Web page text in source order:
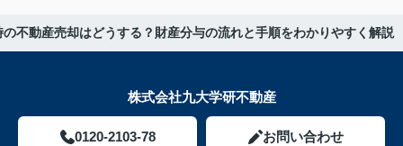
不動産売却はどうする？財産分与の流れと手順をわかりやすく解説
株式会社九大学研不動産
0120-2103-78 お問い合わせ